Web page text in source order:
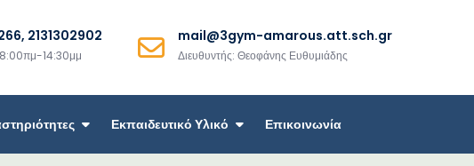
2131302902
14:30μμ
mail@3gym-amarous.att.sch.gr
Διευθυντής: Θεοφάνης Ευθυμιάδης
Εκπαιδευτικό Υλικό Επικοινωνία